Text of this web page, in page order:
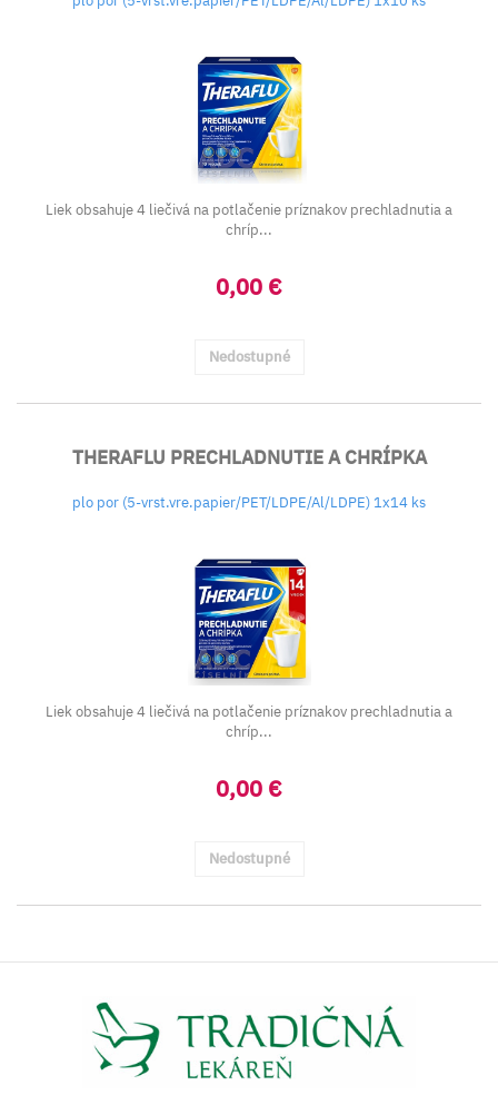
Liek obsahuje 4 liečivá na potlačenie príznakov prechladnutia a
chríp...
0,00 €
Nedostupné
THERAFLU PRECHLADNUTIE A CHRÍPKA
plo por (5-vrst.vre.papier/PET/LDPE/Al/LDPE) 1x14 ks
Liek obsahuje 4 liečivá na potlačenie príznakov prechladnutia a
chríp...
0,00 €
Nedostupné